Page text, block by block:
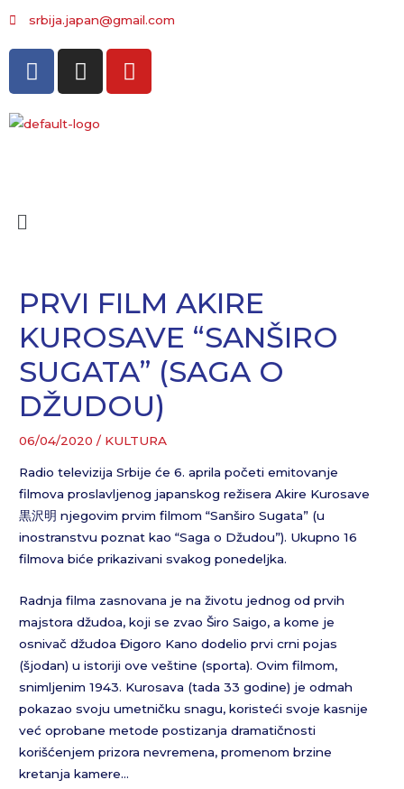
srbija.japan@gmail.com
PRVI FILM AKIRE
KUROSAVE “SANŠIRO
SUGATA” (SAGA O
DŽUDOU)
06/04/2020/ KULTURA
Radio televizija Srbije će 6. aprila početi emitovanje
filmova proslavljenog japanskog režisera Akire Kurosave
黒沢明 njegovim prvim filmom “Sanširo Sugata” (u
inostranstvu poznat kao “Saga o Džudou”). Ukupno 16
filmova biće prikazivani svakog ponedeljka.
Radnja filma zasnovana je na životu jednog od prvih
majstora džudoa, koji se zvao Širo Saigo, a kome je
osnivač džudoa Đigoro Kano dodelio prvi crni pojas
(šjodan) u istoriji ove veštine (sporta). Ovim filmom,
snimljenim 1943. Kurosava (tada 33 godine) je odmah
pokazao svoju umetničku snagu, koristeći svoje kasnije
već oprobane metode postizanja dramatičnosti
korišćenjem prizora nevremena, promenom brzine
kretanja kamere…